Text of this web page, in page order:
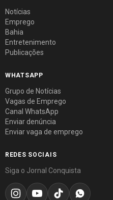
Notícias
Emprego
Bahia
Entretenimento
Publicações
WHATSAPP
Grupo de Notícias
Vagas de Emprego
Canal WhatsApp
Enviar denúncia
Enviar vaga de emprego
REDES SOCIAIS
Siga o Jornal Conquista